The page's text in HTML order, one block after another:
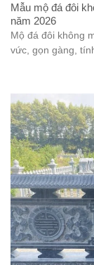
Mẫu mộ đá đôi
năm 2026
Mộ đá đôi không
vức, gọn gàng,